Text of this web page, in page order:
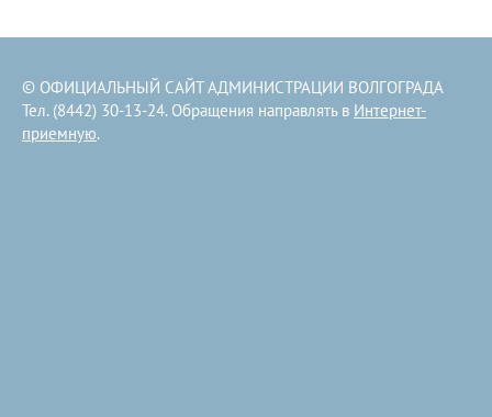
© ОФИЦИАЛЬНЫЙ САЙТ АДМИНИСТРАЦИИ ВОЛГОГРАДА
Тел. (8442) 30-13-24. Обращения направлять в Интернет-
приемную.